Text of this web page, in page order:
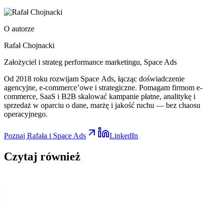
O autorze
Rafał Chojnacki
Założyciel i strateg performance marketingu, Space Ads
Od 2018 roku rozwijam Space Ads, łącząc doświadczenie
agencyjne, e-commerce’owe i strategiczne. Pomagam firmom e-
commerce, SaaS i B2B skalować kampanie płatne, analitykę i
sprzedaż w oparciu o dane, marżę i jakość ruchu — bez chaosu
operacyjnego.
Poznaj Rafała i Space Ads LinkedIn
Czytaj również